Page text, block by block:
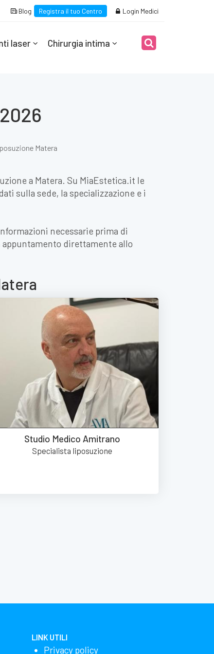
Blog Registra il tuo Centro Login Medici
laser Chirurgia intima
Matera
a Matera. Su MiaEstetica.it le
sulla sede, la specializzazione e i
necessarie prima di
appuntamento direttamente allo
Studio Medico Amitrano
Specialista liposuzione
LINK UTILI
Privacy policy